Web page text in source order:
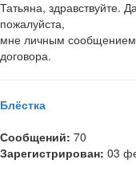
Татьяна, здравствуйте.
пожалуйста,
мне личным
договора.
Блёстка
Сообщений: 70
Зарегистрирован: 03